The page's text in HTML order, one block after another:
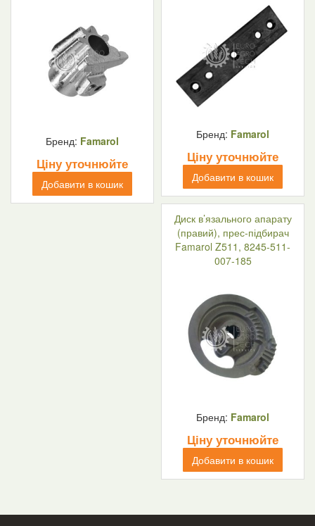
Бренд: Famarol
Ціну уточнюйте
Добавити в кошик
Бренд: Famarol
Ціну уточнюйте
Добавити в кошик
Диск в’язального апарату
(правий), прес-підбирач
Famarol Z511, 8245-511-
007-185
Бренд: Famarol
Ціну уточнюйте
Добавити в кошик